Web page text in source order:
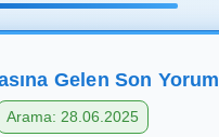
Gelen Son Yorum
Arama: 28.06.2025